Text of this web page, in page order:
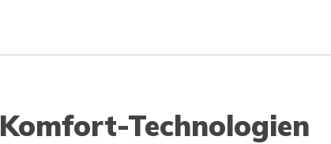
Komfort-Technologien